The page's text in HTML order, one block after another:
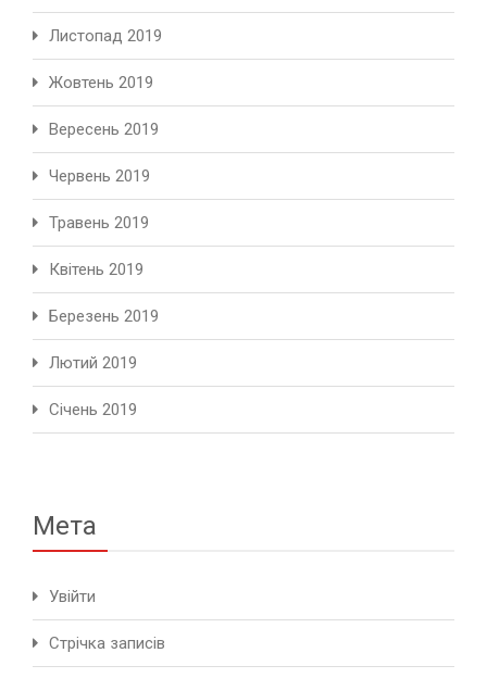
Листопад 2019
Жовтень 2019
Вересень 2019
Червень 2019
Травень 2019
Квітень 2019
Березень 2019
Лютий 2019
Січень 2019
Мета
Увійти
Стрічка записів